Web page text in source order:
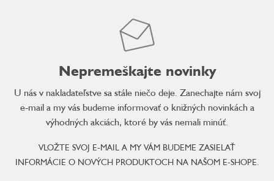
Nepremeškajte novinky
U nás v nakladateľstve sa stále niečo deje. Zanechajte nám svoj
e-mail a my vás budeme informovať o knižných novinkách a
výhodných akciách, ktoré by vás nemali minúť.
VLOŽTE SVOJ E-MAIL A MY VÁM BUDEME ZASIELAŤ
INFORMÁCIE O NOVÝCH PRODUKTOCH NA NAŠOM E-SHOPE.